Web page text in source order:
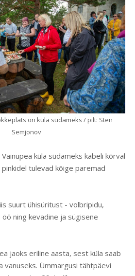
on küla südameks / pilt: Sten
Semjonov
küla südameks kabeli kõrval
tulevad kõige paremad
suurt ühisüritust - volbripidu,
ning kevadine ja sügisene
jaoks eriline aasta, sest küla saab
vanuseks. Ümmargusi tähtpäevi